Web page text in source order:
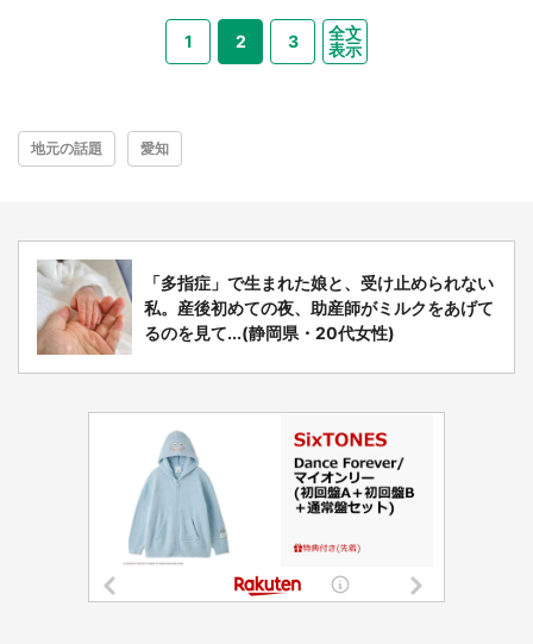
1 2 3
全文
表示
地元の話題 愛知
「多指症」で生まれた娘と、受け止められない
私。産後初めての夜、助産師がミルクをあげて
るのを見て...(静岡県・20代女性)